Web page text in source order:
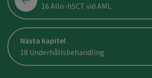
16 Allo-hSCT vid AML
Nästa kapitel
18 Underhållsbehandling